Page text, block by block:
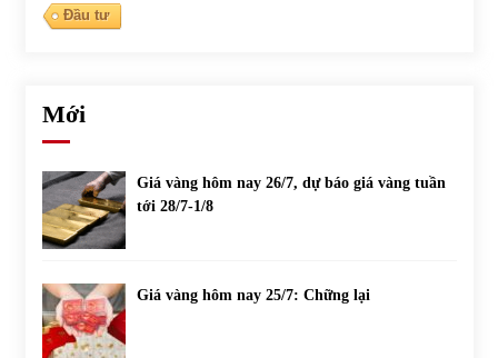
Đầu tư
Mới
Giá vàng hôm nay 26/7, dự báo giá vàng tuần
tới 28/7-1/8
Giá vàng hôm nay 25/7: Chững lại